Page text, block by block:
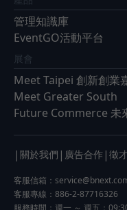
管理知識庫
EventGO活動平台
展會
Meet Taipei 創新創業
Meet Greater South
Future Commerce 未
| 關於我們 | 廣告合作 | 徵才
客服信箱：
客服專線：886-2-87716326